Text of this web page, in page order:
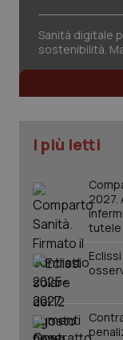
Sanità digitale
sostenibilità.
I più letti
2027.
tutele